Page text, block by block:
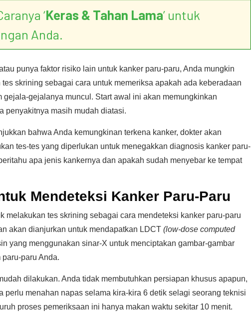
‘Keras & Tahan Lama’ untuk
Anda.
punya faktor risiko lain untuk kanker paru-paru, Anda mungkin
skrining sebagai cara untuk memeriksa apakah ada keberadaan
gejala-gejalanya muncul. Start awal ini akan memungkinkan
penyakitnya masih mudah diatasi.
bahwa Anda kemungkinan terkena kanker, dokter akan
tes-tes yang diperlukan untuk menegakkan diagnosis kanker paru-
apa jenis kankernya dan apakah sudah menyebar ke tempat
Mendeteksi Kanker Paru-Paru
melakukan tes skrining sebagai cara mendeteksi kanker paru-paru
akan dianjurkan untuk mendapatkan LDCT (low-dose computed
yang menggunakan sinar-X untuk menciptakan gambar-gambar
paru Anda.
dilakukan. Anda tidak membutuhkan persiapan khusus apapun,
perlu menahan napas selama kira-kira 6 detik selagi seorang teknisi
proses pemeriksaan ini hanya makan waktu sekitar 10 menit.